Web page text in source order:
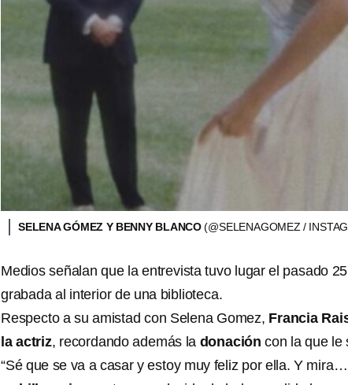
SELENA GÓMEZ Y BENNY BLANCO(@SELENAGOMEZ /
Medios señalan que la entrevista tuvo lugar el pasado
grabada al interior de una biblioteca.
Respecto a su amistad con Selena Gomez, Francia
la actriz, recordando además la donación con la que le
“Sé que se va a casar y estoy muy feliz por ella. Y